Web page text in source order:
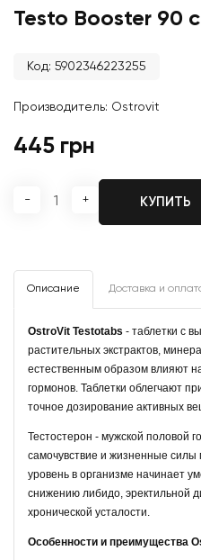
Testo Booster 90
Код: 5902346223255
Производитель: Ostrovit
445 грн
- + КУПИТЬ
Описание Доставка и
OstroVit Testotabs - таблетки с
растительных экстрактов,
естественным образом влияют
гормонов. Таблетки облегчают
точное дозирование активных
Тестостерон - мужской половой
самочувствие и жизненные
уровень в организме начинает
снижению либидо, эректильной
хронической усталости.
Особенности и преимущества